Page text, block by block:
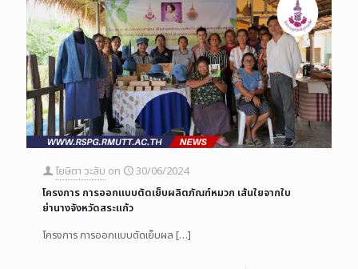
โยษิตา วะลับ on
30/06/2024
โครงการ การออกแบบตัดเย็บผลิตภัณฑ์หมวก เส้นใยจากใบ
ย่านางจังหวัดสระแก้ว
โครงการ การออกแบบตัดเย็บผล […]